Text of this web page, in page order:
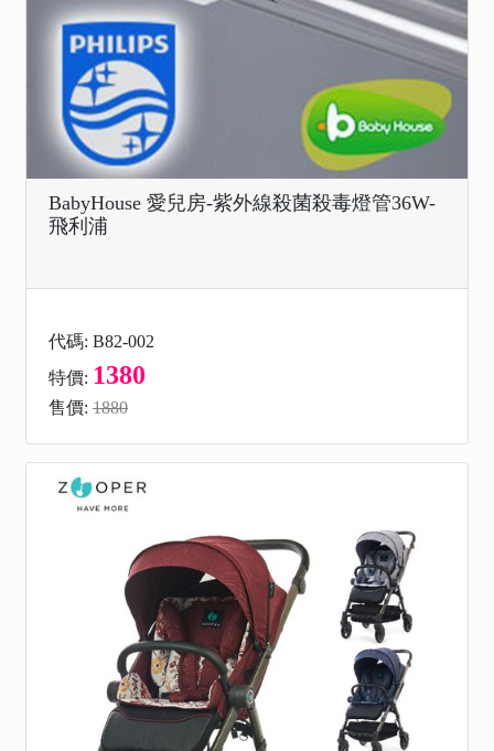
BabyHouse 愛兒房-紫外線殺菌殺毒燈管36W-
飛利浦
代碼: B82-002
特價: 1380
售價: 1880